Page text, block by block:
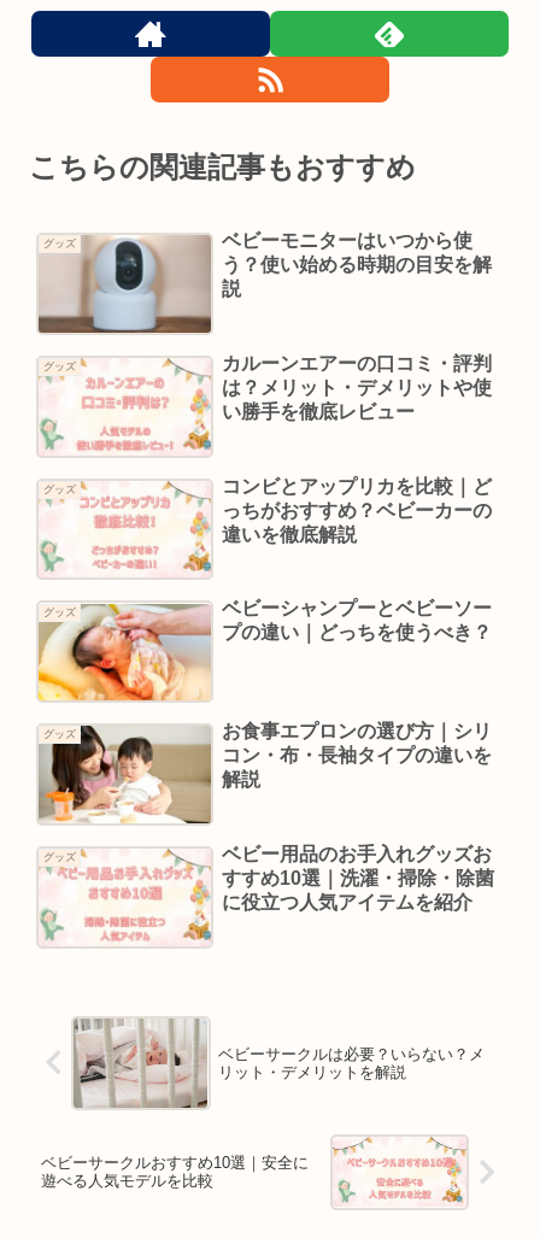
こちらの関連記事もおすすめ
グッズ
ベビーモニターはいつから使
う？使い始める時期の目安を解
説
グッズ
カルーンエアーの口コミ・評判
は？メリット・デメリットや使
い勝手を徹底レビュー
グッズ
コンビとアップリカを比較｜ど
っちがおすすめ？ベビーカーの
違いを徹底解説
グッズ
ベビーシャンプーとベビーソー
プの違い｜どっちを使うべき？
グッズ
お食事エプロンの選び方｜シリ
コン・布・長袖タイプの違いを
解説
グッズ
ベビー用品のお手入れグッズお
すすめ10選｜洗濯・掃除・除菌
に役立つ人気アイテムを紹介
ベビーサークルは必要？いらない？メ
リット・デメリットを解説
ベビーサークルおすすめ10選｜安全に
遊べる人気モデルを比較